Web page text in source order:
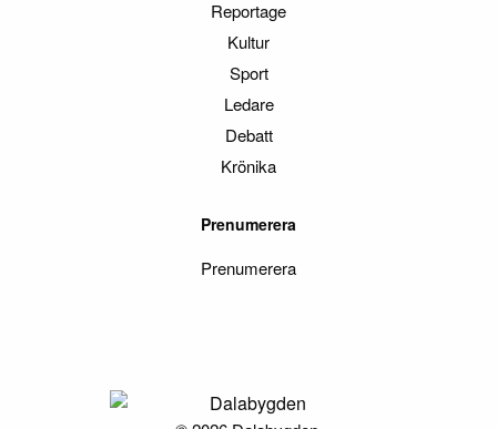
Reportage
Kultur
Sport
Ledare
Debatt
Krönika
Prenumerera
Prenumerera